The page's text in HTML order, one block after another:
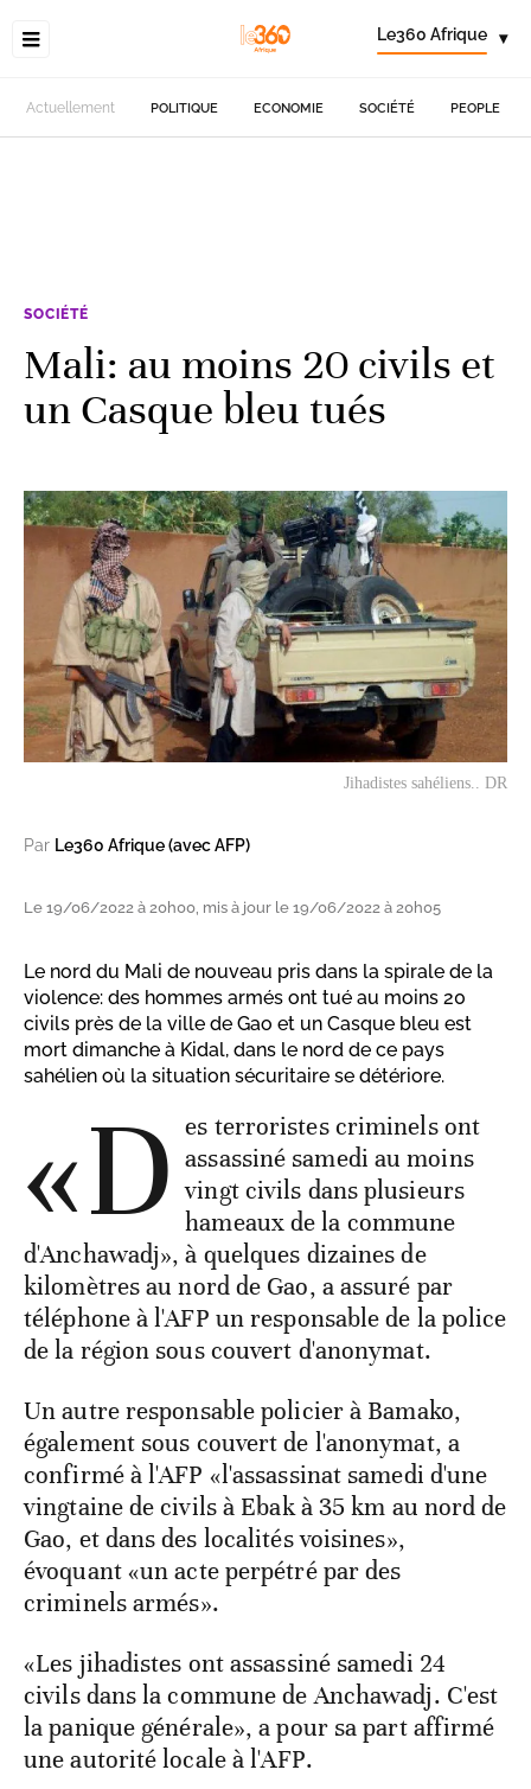
Le360 Afrique ▾
Actuellement POLITIQUE ECONOMIE SOCIÉTÉ PEOPLE
SOCIÉTÉ
Mali: au moins 20 civils et
un Casque bleu tués
Jihadistes sahéliens.. DR
Par Le360 Afrique (avec AFP)
Le 19/06/2022 à 20h00, mis à jour le 19/06/2022 à 20h05
Le nord du Mali de nouveau pris dans la spirale de la
violence: des hommes armés ont tué au moins 20
civils près de la ville de Gao et un Casque bleu est
mort dimanche à Kidal, dans le nord de ce pays
sahélien où la situation sécuritaire se détériore.
«D es terroristes criminels ont
assassiné samedi au moins
vingt civils dans plusieurs
hameaux de la commune
d'Anchawadj», à quelques dizaines de
kilomètres au nord de Gao, a assuré par
téléphone à l'AFP un responsable de la police
de la région sous couvert d'anonymat.
Un autre responsable policier à Bamako,
également sous couvert de l'anonymat, a
confirmé à l'AFP «l'assassinat samedi d'une
vingtaine de civils à Ebak à 35 km au nord de
Gao, et dans des localités voisines»,
évoquant «un acte perpétré par des
criminels armés».
«Les jihadistes ont assassiné samedi 24
civils dans la commune de Anchawadj. C'est
la panique générale», a pour sa part affirmé
une autorité locale à l'AFP.